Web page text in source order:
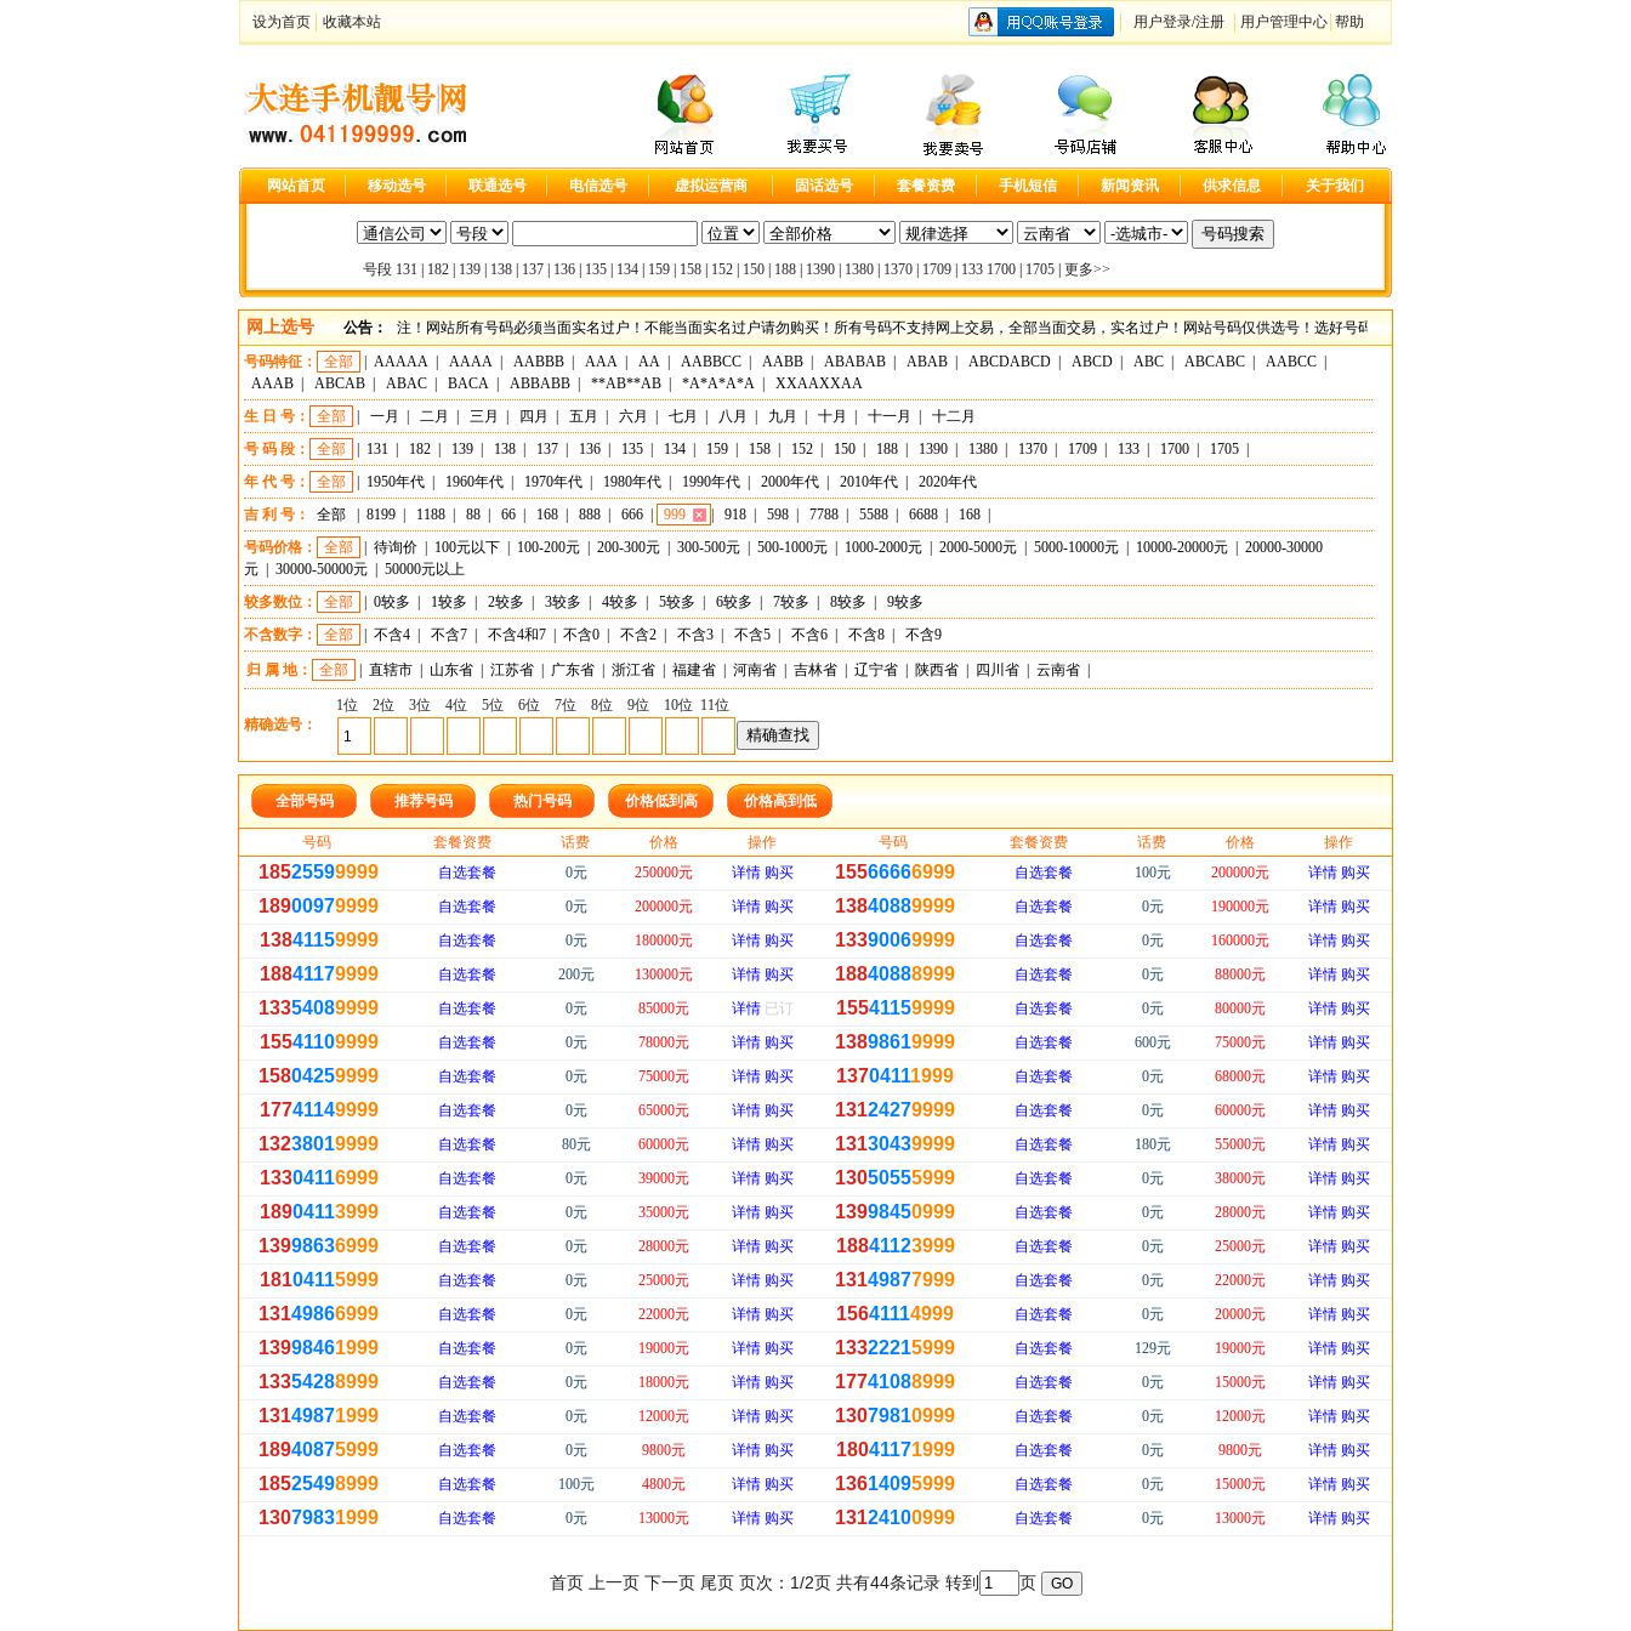
设为首页 收藏本站 用户登录/注册 用户管理中心 帮助
网站首页 移动选号 联通选号 电信选号 虚拟运营商 固话选号 套餐资费 手机短信 新闻资讯 供求信息 关于我们
号段 131 182 139 138 137 136 135 134 159 158 152 150 188 1390 1380 1370 1709 133 1700 1705 更多>>
网上选号 公告：
注！网站所有号码必须当面实名过户！不能当面实名过户请勿购买！所有号码不支持网上交易，全部当面交易，实名过户！网站号码仅供选号！选好号码请联系客服咨询具体事宜！尽在大连手
号码特征：
全部 AAAAA AAAA AABBB AAA AA AABBCC AABB ABABAB ABAB ABCDABCD ABCD ABC ABCABC AABCC
AAAB
ABCAB ABAC BACA ABBABB **AB**AB *A*A*A*A
XXAAXXAA
生 日 号：
全部 一月 二月 三月 四月 五月 六月 七月 八月 九月 十月 十一月
十二月
号 码 段：
全部 131 182 139 138 137 136 135 134 159 158 152 150 188 1390 1380 1370 1709 133 1700 1705
年 代 号：
全部 1950年代 1960年代 1970年代 1980年代 1990年代 2000年代 2010年代
2020年代
吉 利 号：
全部 8199 1188 88 66 168 888 666 999 918 598 7788 5588 6688 168
号码价格：
全部 待询价 100元以下 100-200元 200-300元 300-500元 500-1000元 1000-2000元 2000-5000元 5000-10000元 10000-20000元
20000-30000
元
30000-50000元
50000元以上
较多数位：
全部 0较多 1较多 2较多 3较多 4较多 5较多 6较多 7较多 8较多
9较多
不含数字：
全部 不含4 不含7 不含4和7 不含0 不含2 不含3 不含5 不含6 不含8 不含9
归 属 地： 全部 直辖市 山东省 江苏省 广东省 浙江省 福建省 河南省 吉林省 辽宁省 陕西省 四川省 云南省
精确选号：
1位 2位 3位 4位 5位 6位 7位 8位 9位 10位 11位
全部号码 推荐号码 热门号码 价格低到高 价格高到低
号码 套餐资费 话费 价格 操作 号码 套餐资费 话费 价格 操作
18525599999 自选套餐 0元 250000元 详情 购买 15566666999 自选套餐 100元 200000元 详情 购买
18900979999 自选套餐 0元 200000元 详情 购买 13840889999 自选套餐 0元 190000元 详情 购买
13841159999 自选套餐 0元 180000元 详情 购买 13390069999 自选套餐 0元 160000元 详情 购买
18841179999 自选套餐 200元 130000元 详情 购买 18840888999 自选套餐 0元 88000元 详情 购买
13354089999 自选套餐 0元 85000元 详情 已订 15541159999 自选套餐 0元 80000元 详情 购买
15541109999 自选套餐 0元 78000元 详情 购买 13898619999 自选套餐 600元 75000元 详情 购买
15804259999 自选套餐 0元 75000元 详情 购买 13704111999 自选套餐 0元 68000元 详情 购买
17741149999 自选套餐 0元 65000元 详情 购买 13124279999 自选套餐 0元 60000元 详情 购买
13238019999 自选套餐 80元 60000元 详情 购买 13130439999 自选套餐 180元 55000元 详情 购买
13304116999 自选套餐 0元 39000元 详情 购买 13050555999 自选套餐 0元 38000元 详情 购买
18904113999 自选套餐 0元 35000元 详情 购买 13998450999 自选套餐 0元 28000元 详情 购买
13998636999 自选套餐 0元 28000元 详情 购买 18841123999 自选套餐 0元 25000元 详情 购买
18104115999 自选套餐 0元 25000元 详情 购买 13149877999 自选套餐 0元 22000元 详情 购买
13149866999 自选套餐 0元 22000元 详情 购买 15641114999 自选套餐 0元 20000元 详情 购买
13998461999 自选套餐 0元 19000元 详情 购买 13322215999 自选套餐 129元 19000元 详情 购买
13354288999 自选套餐 0元 18000元 详情 购买 17741088999 自选套餐 0元 15000元 详情 购买
13149871999 自选套餐 0元 12000元 详情 购买 13079810999 自选套餐 0元 12000元 详情 购买
18940875999 自选套餐 0元 9800元 详情 购买 18041171999 自选套餐 0元 9800元 详情 购买
18525498999 自选套餐 100元 4800元 详情 购买 13614095999 自选套餐 0元 15000元 详情 购买
13079831999 自选套餐 0元 13000元 详情 购买 13124100999 自选套餐 0元 13000元 详情 购买
首页 上一页 下一页 尾页页次：1/2页 共有44条记录 转到 页